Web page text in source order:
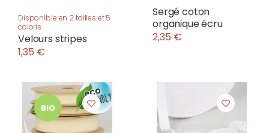
Disponible en 2 tailles et 5
coloris
Velours stripes
1,35 €
Sergé coton
organique écru
2,35 €
BIO